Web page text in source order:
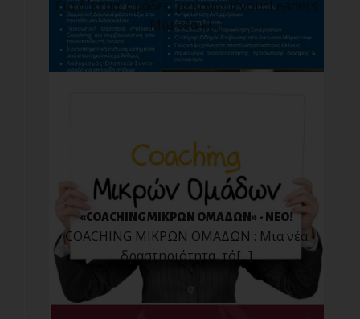
Για δίκτυα, ομάδες, μεμονωμένουςLeaders
Μια νέα κ[...]
«COACHING ΜΙΚΡΩΝ ΟΜΑΔΩΝ» - ΝΕΟ!
COACHING ΜΙΚΡΩΝ ΟΜΑΔΩΝ : Μια νέα
δραστηριότητα, τό[...]